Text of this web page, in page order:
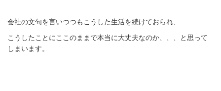
会社の文句を言いつつもこうした生活を続けておられ、
こうしたことにここのままで本当に大丈夫なのか、、、と思って
しまいます。